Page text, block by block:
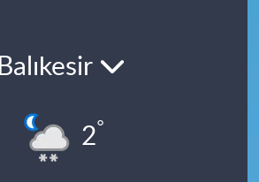
Balıkesir
2°